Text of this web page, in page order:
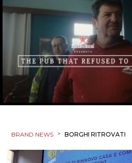
BRAND NEWS > BORGHI RITROVATI